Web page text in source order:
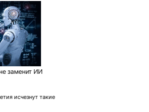
заменит ИИ
исчезнут такие